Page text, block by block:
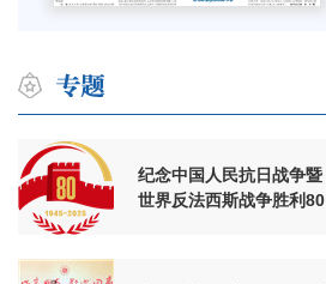
纪念中国人民抗日战争暨
世界反法西斯战争胜利80